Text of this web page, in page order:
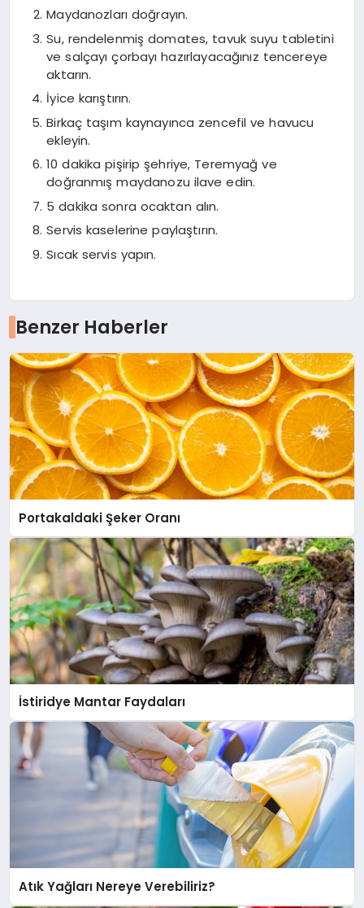
Maydanozları doğrayın.
Su, rendelenmiş domates, tavuk suyu tabletini
ve salçayı çorbayı hazırlayacağınız tencereye
aktarın.
İyice karıştırın.
Birkaç taşım kaynayınca zencefil ve havucu
ekleyin.
10 dakika pişirip şehriye, Teremyağ ve
doğranmış maydanozu ilave edin.
5 dakika sonra ocaktan alın.
Servis kaselerine paylaştırın.
Sıcak servis yapın.
Benzer Haberler
Portakaldaki Şeker Oranı
İstiridye Mantar Faydaları
Atık Yağları Nereye Verebiliriz?